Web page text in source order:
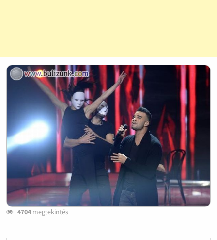
4704megtekintés